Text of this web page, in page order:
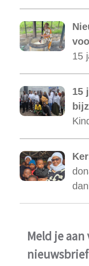
15
15
en
Meld je
nieuwsbrief